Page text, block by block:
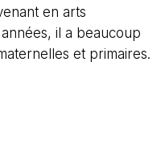
en arts
il a beaucoup
et primaires.